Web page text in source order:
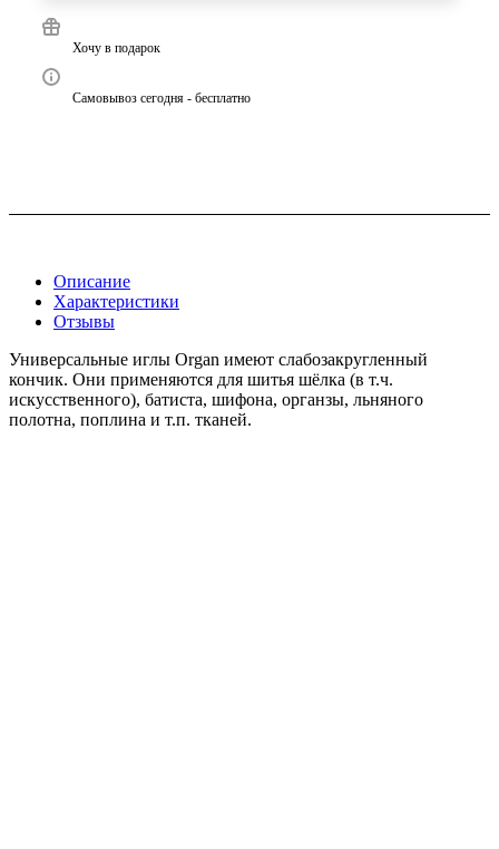
Хочу в подарок
Самовывоз сегодня - бесплатно
Описание
Характеристики
Отзывы
Универсальные иглы Organ имеют слабозакругленный
кончик. Они применяются для шитья шёлка (в т.ч.
искусственного), батиста, шифона, органзы, льняного
полотна, поплина и т.п. тканей.